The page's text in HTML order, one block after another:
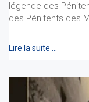
légende des
des Pénitents des
Lire la suite …